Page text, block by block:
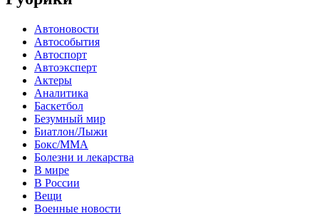
Автоновости
Автособытия
Автоспорт
Автоэксперт
Актеры
Аналитика
Баскетбол
Безумный мир
Биатлон/Лыжи
Бокс/MMA
Болезни и лекарства
В мире
В России
Вещи
Военные новости